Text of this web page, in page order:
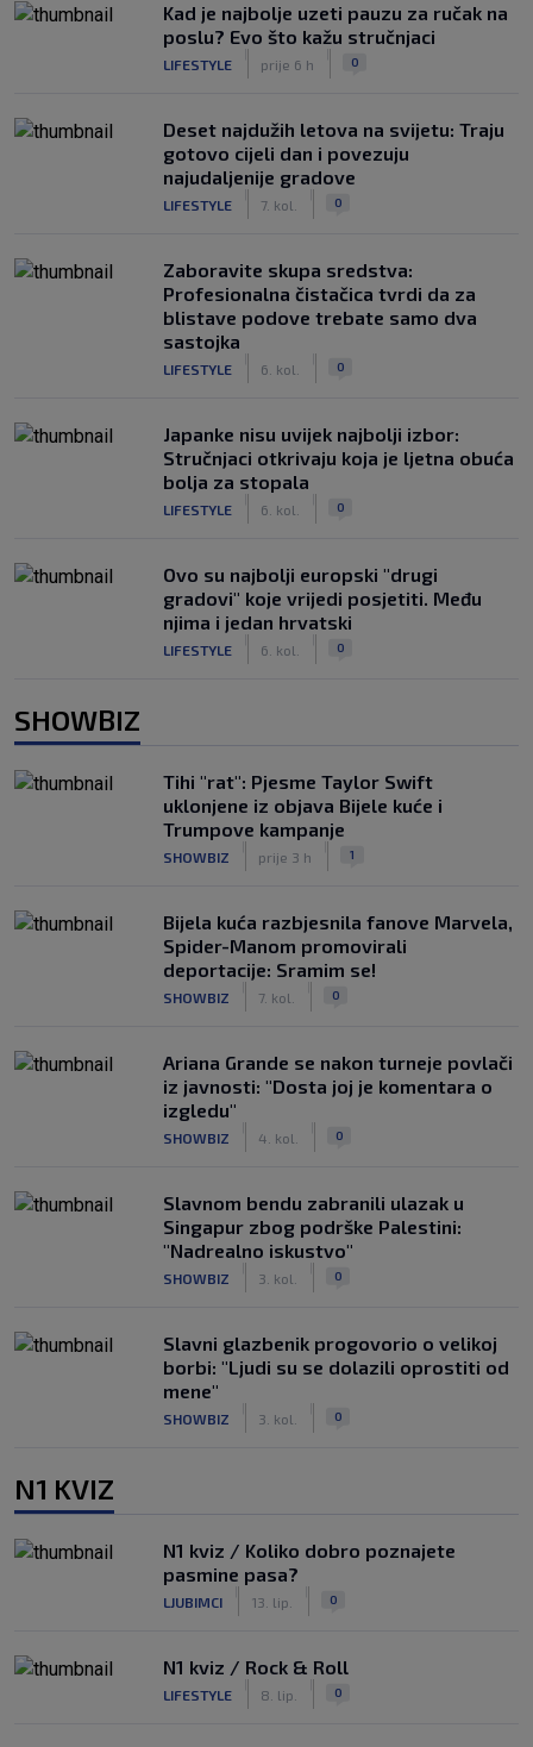
Kad je najbolje uzeti pauzu za ručak na
poslu? Evo što kažu stručnjaci
LIFESTYLE prije 6 h 0
Deset najdužih letova na svijetu: Traju
gotovo cijeli dan i povezuju
najudaljenije gradove
LIFESTYLE 7. kol. 0
Zaboravite skupa sredstva:
Profesionalna čistačica tvrdi da za
blistave podove trebate samo dva
sastojka
LIFESTYLE 6. kol. 0
Japanke nisu uvijek najbolji izbor:
Stručnjaci otkrivaju koja je ljetna obuća
bolja za stopala
LIFESTYLE 6. kol. 0
Ovo su najbolji europski "drugi
gradovi" koje vrijedi posjetiti. Među
njima i jedan hrvatski
LIFESTYLE 6. kol. 0
SHOWBIZ
Tihi "rat": Pjesme Taylor Swift
uklonjene iz objava Bijele kuće i
Trumpove kampanje
SHOWBIZ prije 3 h 1
Bijela kuća razbjesnila fanove Marvela,
Spider-Manom promovirali
deportacije: Sramim se!
SHOWBIZ 7. kol. 0
Ariana Grande se nakon turneje povlači
iz javnosti: "Dosta joj je komentara o
izgledu"
SHOWBIZ 4. kol. 0
Slavnom bendu zabranili ulazak u
Singapur zbog podrške Palestini:
"Nadrealno iskustvo"
SHOWBIZ 3. kol. 0
Slavni glazbenik progovorio o velikoj
borbi: "Ljudi su se dolazili oprostiti od
mene"
SHOWBIZ 3. kol. 0
N1 KVIZ
N1 kviz / Koliko dobro poznajete
pasmine pasa?
LJUBIMCI 13. lip. 0
N1 kviz / Rock & Roll
LIFESTYLE 8. lip. 0